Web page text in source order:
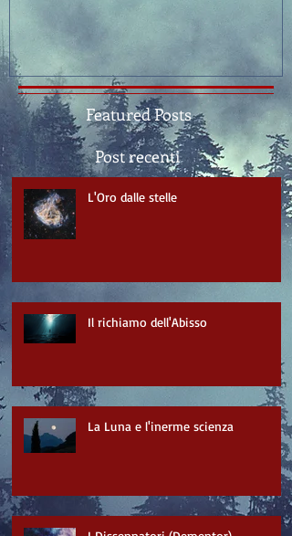
Featured Posts
Post recenti
L'Oro dalle stelle
Il richiamo dell'Abisso
La Luna e l'inerme scienza